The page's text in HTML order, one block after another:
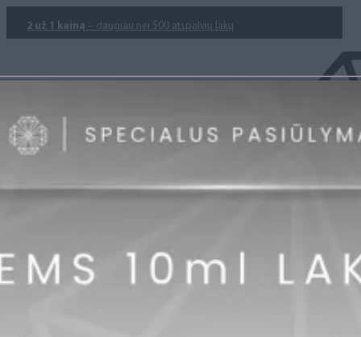
2 už 1 kainą – daugiau nei 500 atspalvių lakų